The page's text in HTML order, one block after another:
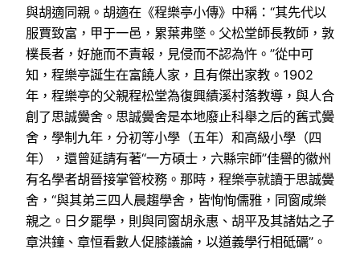
與胡適同親。胡適在《程樂亭小傳》中稱：“其先代以
服賈致富，甲于一邑，累葉弗墜。父松堂師長教師，敦
樸長者，好施而不責報，見侵而不認為忤。”從中可
知，程樂亭誕生在富饒人家，且有傑出家教。1902
年，程樂亭的父親程松堂為復興績溪村落教導，與人合
創了思誠黌舍。思誠黌舍是本地廢止科舉之后的舊式黌
舍，學制九年，分初等小學（五年）和高級小學（四
年），還曾延請有著“一方碩士，六縣宗師”佳譽的徽州
有名學者胡晉接掌管校務。那時，程樂亭就讀于思誠黌
舍，“與其弟三四人晨趨學舍，皆恂恂儒雅，同窗咸樂
親之。日夕罷學，則與同窗胡永惠、胡平及其諸姑之子
章洪鐘、章恒看數人促膝議論，以道義學行相砥礪”。